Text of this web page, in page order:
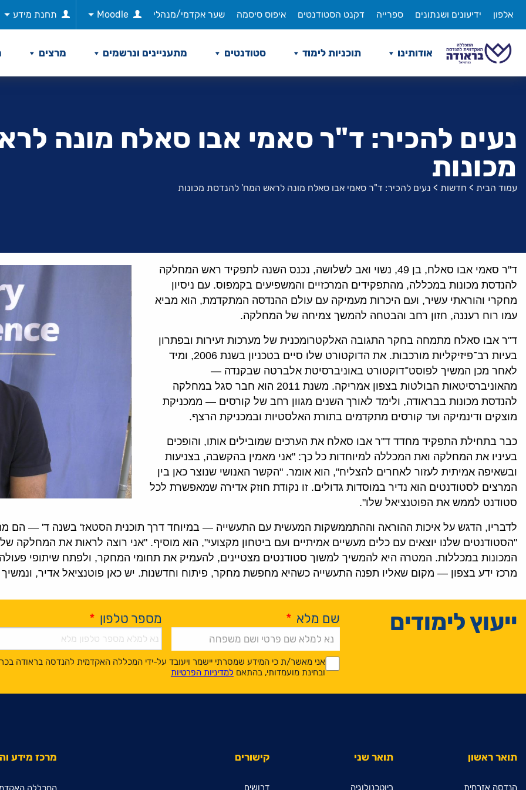
לתוכן
אלפון ידיעונים ושנתונים ספרייה דקנט הסטודנטים איפוס סיסמה שער אקדמי/מנהלי Moodle תחנת מידע
אודותינו תוכניות לימוד סטודנטים מתעניינים ונרשמים מרצים
נעים להכיר: ד"ר סאמי אבו סאלח מונה
מכונות
עמוד הבית > חדשות > נעים להכיר: ד"ר סאמי אבו סאלח מונה לראש המח' להנדסת מכונות
ד"ר סאמי אבו סאלח, בן 49, נשוי ואב לשלושה, נכנס השנה לתפקיד ראש המחלקה
להנדסת מכונות במכללה, מהתפקידים המרכזיים והמשפיעים בקמפוס. עם ניסיון
מחקרי והוראתי עשיר, ועם היכרות מעמיקה עם עולם ההנדסה המתקדמת, הוא מביא
עמו רוח רעננה, חזון רחב והבטחה להמשך צמיחה של המחלקה.
ד"ר אבו סאלח מתמחה בחקר התגובה האלקטרומכנית של מערכות זעירות ובפתרון
בעיות רב־פיזיקליות מורכבות. את הדוקטורט שלו סיים בטכניון בשנת 2006, ומיד
לאחר מכן המשיך לפוסט־דוקטורט באוניברסיטת אלברטה שבקנדה —
מהאוניברסיטאות הבולטות בצפון אמריקה. משנת 2011 הוא חבר סגל במחלקה
להנדסת מכונות בבראודה, ולימד לאורך השנים מגוון רחב של קורסים — ממכניקת
מוצקים ודינמיקה ועד קורסים מתקדמים בתורת האלסטיות ובמכניקת הרצף.
כבר בתחילת התפקיד מחדד ד"ר אבו סאלח את הערכים שמובילים אותו, והופכים
בעיניו את המחלקה ואת המכללה למיוחדות כל כך: "אני מאמין בהקשבה, בצניעות
ובשאיפה אמיתית לעזור לאחרים להצליח", הוא אומר. "הקשר האנושי שנוצר כאן בין
המרצים לסטודנטים הוא נדיר במוסדות גדולים. זו נקודת חוזק אדירה שמאפשרת לכל
סטודנט לממש את הפוטנציאל שלו".
לדבריו, הדגש על איכות ההוראה וההתממשקות המעשית עם התעשייה — במיוחד דרך תוכנית הסטאז' בשנה ד' — הם
"הסטודנטים שלנו יוצאים עם כלים מעשיים אמיתיים ועם ביטחון מקצועי", הוא מוסיף. "אני רוצה לראות את
המכונות במכללות. המטרה היא להמשיך למשוך סטודנטים מצטיינים, להעמיק את תחומי המחקר, ולפתח שיתופי
מרכז ידע בצפון — מקום שאליו תפנה התעשייה כשהיא מחפשת מחקר, פיתוח וחדשנות. יש כאן פוטנציאל אדיר,
ייעוץ לימודים שם מלא * מספר טלפון *
*
*
אני מאשר/ת כי המידע שמסרתי יישמר ויעובד על-ידי המכללה האקדמית להנדסה בראודה
ובחינת מועמדותי, בהתאם למדיניות הפרטיות
Alternative:
תואר ראשון
הנדסה אזרחית
תואר שני
ביוטכנולוגיה
קישורים
דרושים
מרכז מידע